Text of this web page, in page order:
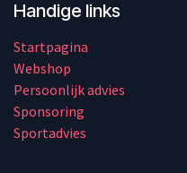
Handige links
Startpagina
Webshop
Persoonlijk advies
Sponsoring
Sportadvies